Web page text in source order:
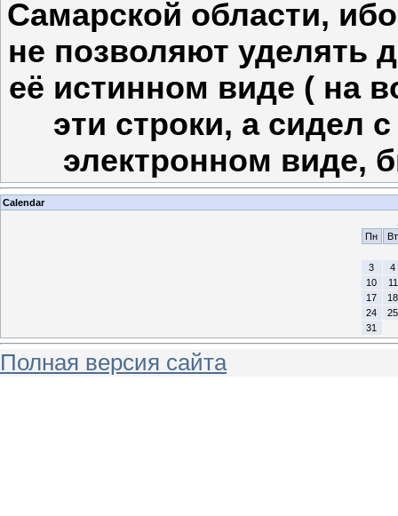
Самарской области,
не позволяют уделять
её истинном виде ( на
эти строки, а сидел
электронном виде,
Calendar
Пн
Вт
3
4
10
11
17
18
24
25
31
Полная версия сайта